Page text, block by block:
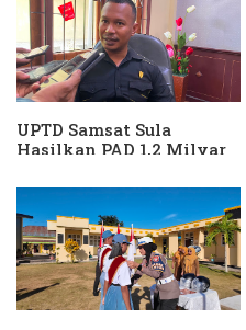
UPTD Samsat Sula
Hasilkan PAD 1,2 Milyar